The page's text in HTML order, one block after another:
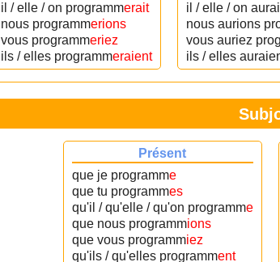
il / elle / on programmerait
nous programmerions
vous programmeriez
ils / elles programmeraient
il / elle / on
nous aurions
vous auriez
ils / elles
Présent
que je programme
que tu programmes
qu'il / qu'elle / qu'on programme
que nous programmions
que vous programmiez
qu'ils / qu'elles programment